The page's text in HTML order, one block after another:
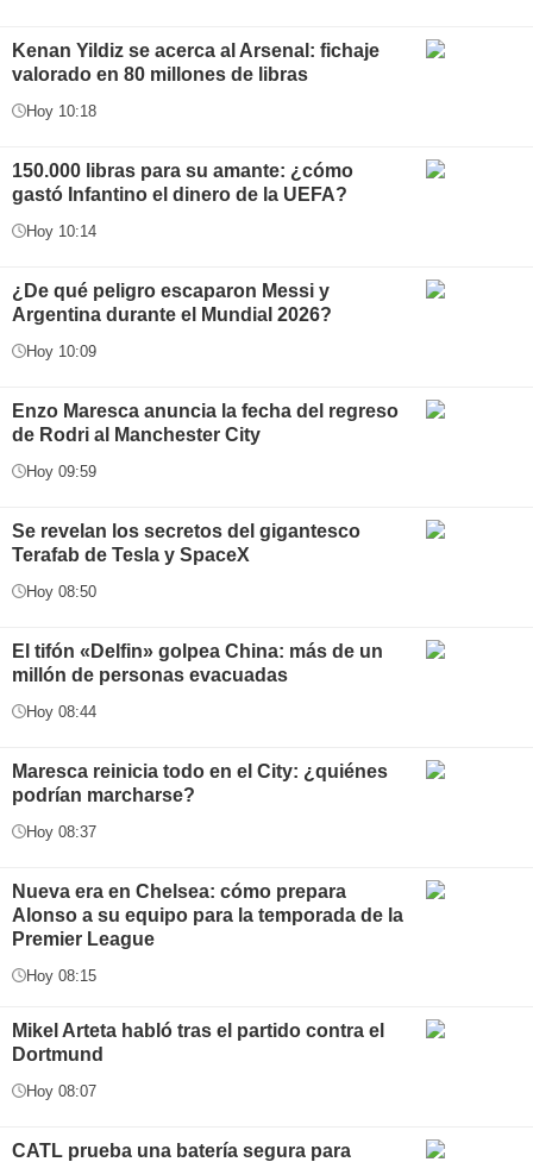
Kenan Yildiz se acerca al Arsenal: fichaje
valorado en 80 millones de libras
Hoy 10:18
150.000 libras para su amante: ¿cómo
gastó Infantino el dinero de la UEFA?
Hoy 10:14
¿De qué peligro escaparon Messi y
Argentina durante el Mundial 2026?
Hoy 10:09
Enzo Maresca anuncia la fecha del regreso
de Rodri al Manchester City
Hoy 09:59
Se revelan los secretos del gigantesco
Terafab de Tesla y SpaceX
Hoy 08:50
El tifón «Delfin» golpea China: más de un
millón de personas evacuadas
Hoy 08:44
Maresca reinicia todo en el City: ¿quiénes
podrían marcharse?
Hoy 08:37
Nueva era en Chelsea: cómo prepara
Alonso a su equipo para la temporada de la
Premier League
Hoy 08:15
Mikel Arteta habló tras el partido contra el
Dortmund
Hoy 08:07
CATL prueba una batería segura para